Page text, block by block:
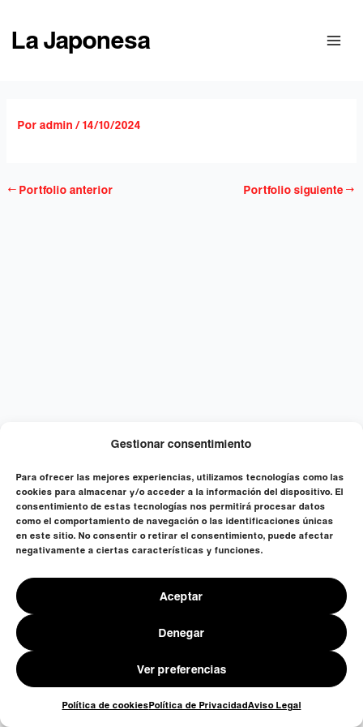
Gestionar consentimiento
Para ofrecer las mejores experiencias, utilizamos tecnologías como las
cookies para almacenar y/o acceder a la información del dispositivo. El
consentimiento de estas tecnologías nos permitirá procesar datos
como el comportamiento de navegación o las identificaciones únicas
en este sitio. No consentir o retirar el consentimiento, puede afectar
negativamente a ciertas características y funciones.
Aceptar
Denegar
Ver preferencias
Política de cookiesPolítica de PrivacidadAviso Legal
contenido
La Japonesa
Poradmin/14/10/2024
← Portfolio anterior Portfolio siguiente→
Copyright © 2024 La Japonesa.